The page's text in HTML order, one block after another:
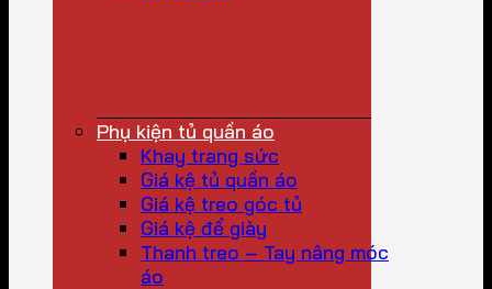
Phụ kiện tủ quần áo
Khay trang sức
Giá kệ tủ quần áo
Giá kệ treo góc tủ
Giá kệ để giày
Thanh treo – Tay nâng móc
áo